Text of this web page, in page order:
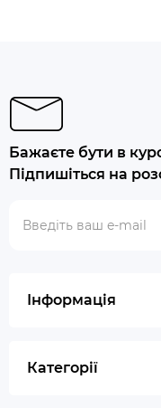
Бажаєте бути в
Підпишіться на
Інформація
Категорії